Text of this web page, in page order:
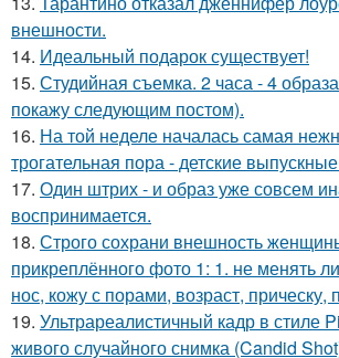
внешности.
14. Идеальный подарок существует!
15. Студийная съемка. 2 часа - 4
покажу следующим постом).
16. На той неделе началась самая
трогательная пора - детские
17. Один штрих - и образ уже совсем
воспринимается.
18. Строго сохрани внешность
прикреплённого фото 1: 1. не менять
нос, кожу с порами, возраст, прическу,
19. Ультрареалистичный кадр в стиле
живого случайного снимка (Candid